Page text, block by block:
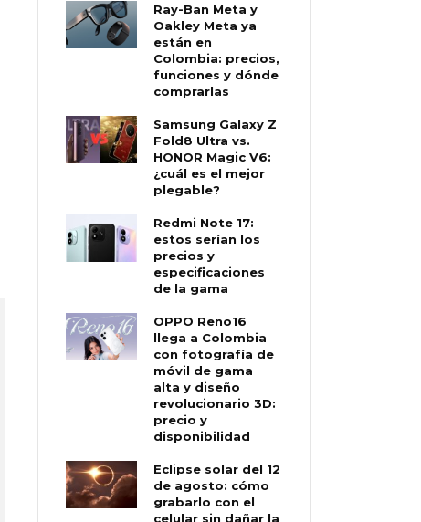
Ray-Ban Meta y
Oakley Meta ya
están en
Colombia: precios,
funciones y dónde
comprarlas
Samsung Galaxy Z
Fold8 Ultra vs.
HONOR Magic V6:
¿cuál es el mejor
plegable?
Redmi Note 17:
estos serían los
precios y
especificaciones
de la gama
OPPO Reno16
llega a Colombia
con fotografía de
móvil de gama
alta y diseño
revolucionario 3D:
precio y
disponibilidad
Eclipse solar del 12
de agosto: cómo
grabarlo con el
celular sin dañar la